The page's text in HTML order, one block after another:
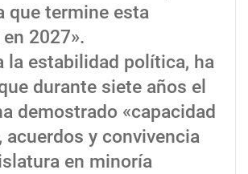
que termine esta
2027».
la estabilidad política, ha
durante siete años el
demostrado «capacidad
acuerdos y convivencia
en minoría